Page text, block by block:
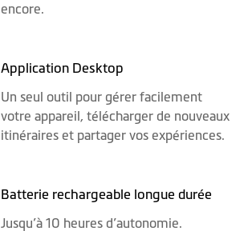
encore.
Application Desktop
Un seul outil pour gérer facilement
votre appareil, télécharger de nouveaux
itinéraires et partager vos expériences.
Batterie rechargeable longue durée
Jusqu’à 10 heures d’autonomie.